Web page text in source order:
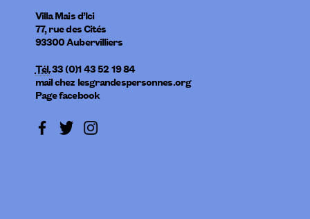
Villa Mais d’Ici
77, rue des Cités
93300Aubervilliers
Tél.33 (0)1 43 52 19 84
mailchez lesgrandespersonnes.org
Page facebook